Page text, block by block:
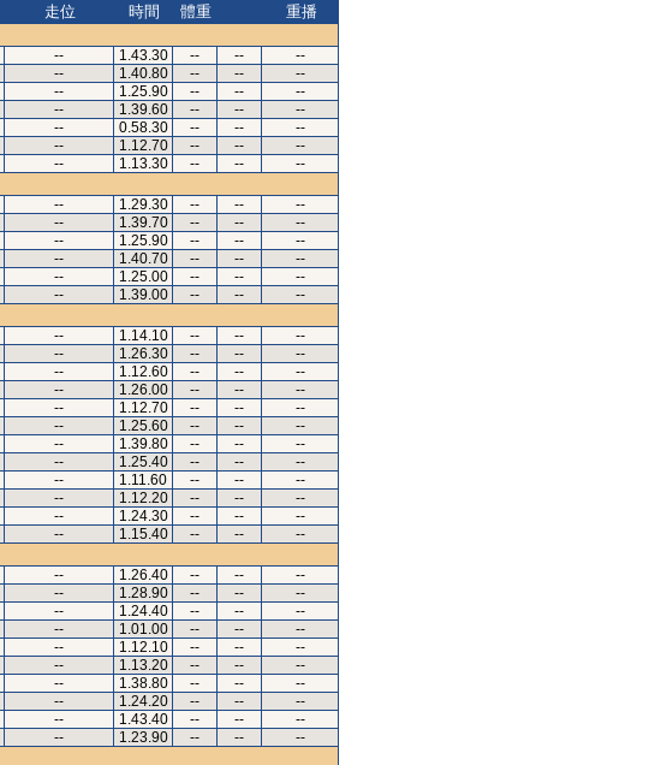
走位
時間
體重
重播
-- 1.43.30 -- --
--
-- 1.40.80 -- --
--
-- 1.25.90 -- --
--
-- 1.39.60 -- --
--
-- 0.58.30 -- --
--
-- 1.12.70 -- --
--
-- 1.13.30 -- --
--
-- 1.29.30 -- --
--
-- 1.39.70 -- --
--
-- 1.25.90 -- --
--
-- 1.40.70 -- --
--
-- 1.25.00 -- --
--
-- 1.39.00 -- --
--
-- 1.14.10 -- --
--
-- 1.26.30 -- --
--
-- 1.12.60 -- --
--
-- 1.26.00 -- --
--
-- 1.12.70 -- --
--
-- 1.25.60 -- --
--
-- 1.39.80 -- --
--
-- 1.25.40 -- --
--
-- 1.11.60 -- --
--
-- 1.12.20 -- --
--
-- 1.24.30 -- --
--
-- 1.15.40 -- --
--
-- 1.26.40 -- --
--
-- 1.28.90 -- --
--
-- 1.24.40 -- --
--
-- 1.01.00 -- --
--
-- 1.12.10 -- --
--
-- 1.13.20 -- --
--
-- 1.38.80 -- --
--
-- 1.24.20 -- --
--
-- 1.43.40 -- --
--
-- 1.23.90 -- --
--